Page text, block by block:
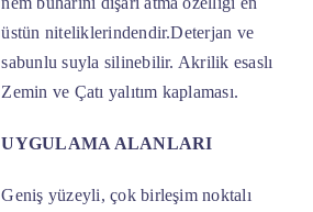
üstün niteliklerindendir.Deterjan ve
sabunlu suyla silinebilir. Akrilik esaslı
Zemin ve Çatı yalıtım kaplaması.
UYGULAMA ALANLARI
Geniş yüzeyli, çok birleşim noktalı